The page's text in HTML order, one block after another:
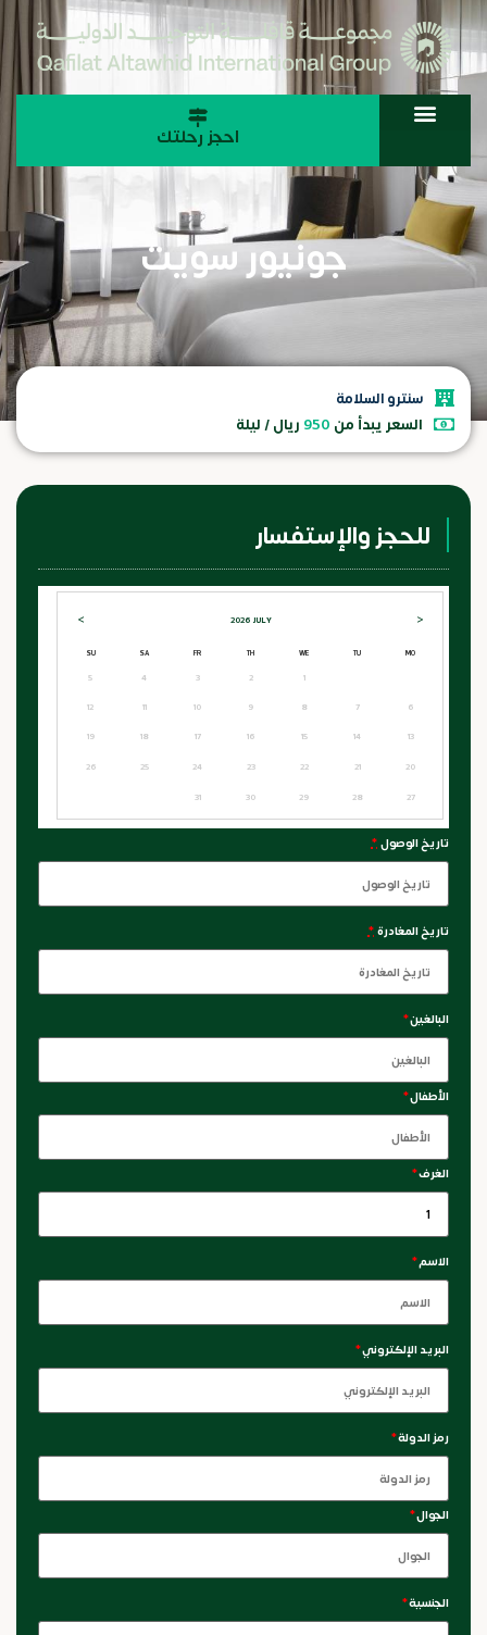
احجز رحلتك
جونيور سويت
سنترو السلامة
السعر يبدأ من 950 ريال / ليلة
للحجز والإستفسار
<
JULY
2026
>
MO
TU
WE
TH
FR
SA
SU
1
2
3
4
5
6
7
8
9
10
11
12
13
14
15
16
17
18
19
20
21
22
23
24
25
26
27
28
29
30
31
تاريخ الوصول*
تاريخ المغادرة*
البالغين*
الأطفال*
الغرف*
الاسم*
البريد الإلكتروني*
رمز الدولة*
الجوال*
الجنسية*